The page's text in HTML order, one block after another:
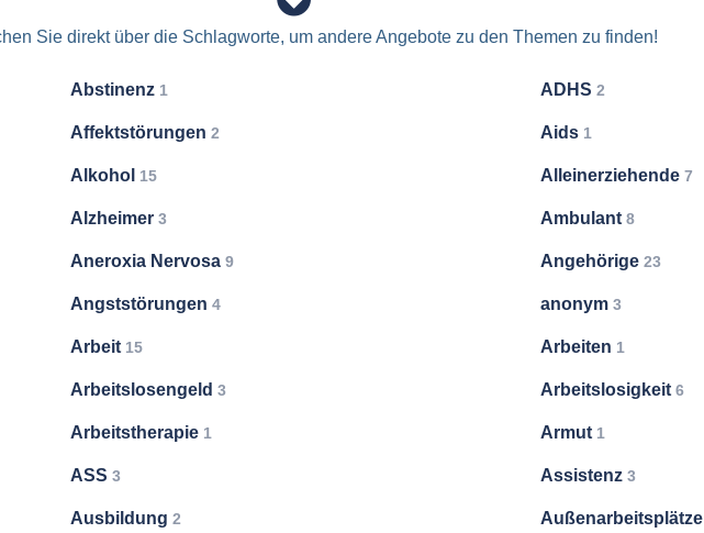
Sie direkt über die Schlagworte, um andere Angebote zu den Themen zu finden!
Abstinenz 1 ADHS 2
Affektstörungen 2 Aids 1
Alkohol 15 Alleinerziehende 7
Alzheimer 3 Ambulant 8
Aneroxia Nervosa 9 Angehörige 23
Angststörungen 4 anonym 3
Arbeit 15 Arbeiten 1
Arbeitslosengeld 3 Arbeitslosigkeit 6
Arbeitstherapie 1 Armut 1
ASS 3 Assistenz 3
Ausbildung 2 Außenarbeitsplätze